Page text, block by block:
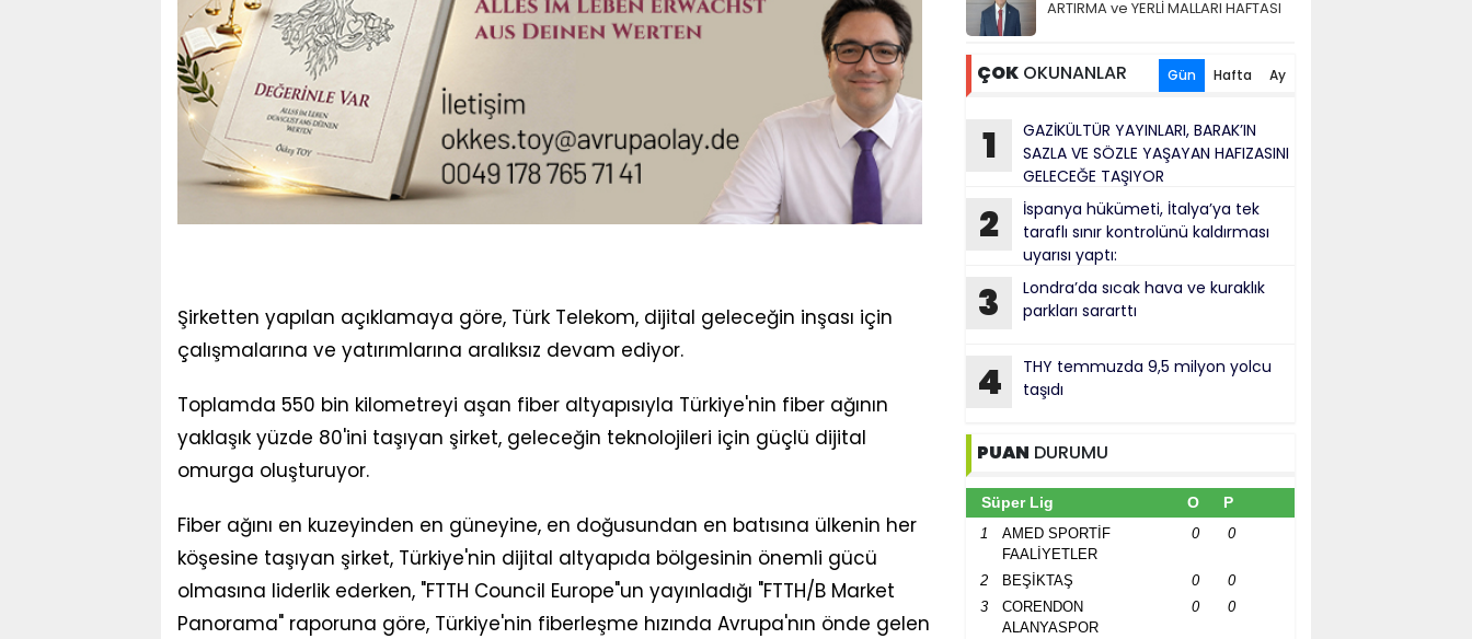
Şirketten yapılan açıklamaya göre, Türk Telekom, dijital geleceğin inşası için
çalışmalarına ve yatırımlarına aralıksız devam ediyor.
Toplamda 550 bin kilometreyi aşan fiber altyapısıyla Türkiye'nin fiber ağının
yaklaşık yüzde 80'ini taşıyan şirket, geleceğin teknolojileri için güçlü dijital
omurga oluşturuyor.
Fiber ağını en kuzeyinden en güneyine, en doğusundan en batısına ülkenin her
köşesine taşıyan şirket, Türkiye'nin dijital altyapıda bölgesinin önemli gücü
olmasına liderlik ederken, "FTTH Council Europe"un yayınladığı "FTTH/B Market
Panorama" raporuna göre, Türkiye'nin fiberleşme hızında Avrupa'nın önde gelen
ARTIRMA ve YERLİ MALLARI HAFTASI
ÇOK OKUNANLAR Gün Hafta Ay
1
GAZİKÜLTÜR YAYINLARI, BARAK’IN
SAZLA VE SÖZLE YAŞAYAN HAFIZASINI
GELECEĞE TAŞIYOR
2
İspanya hükümeti, İtalya’ya tek
taraflı sınır kontrolünü kaldırması
uyarısı yaptı:
3
Londra’da sıcak hava ve kuraklık
parkları sararttı
4
THY temmuzda 9,5 milyon yolcu
taşıdı
PUAN DURUMU
Süper Lig O P
1
AMED SPORTİF
FAALİYETLER
0 0
2 BEŞİKTAŞ 0
0
3
CORENDON
ALANYASPOR
0 0